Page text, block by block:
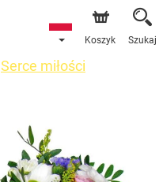
Koszyk Szukaj
Serce miłości